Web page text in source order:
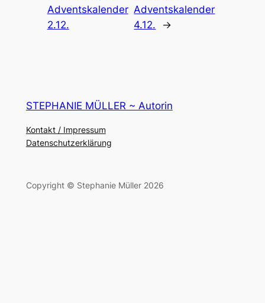
Adventskalender
2.12.
Adventskalender
4.12.
→
STEPHANIE MÜLLER ~ Autorin
Kontakt / Impressum
Datenschutzerklärung
Copyright © Stephanie Müller 2026